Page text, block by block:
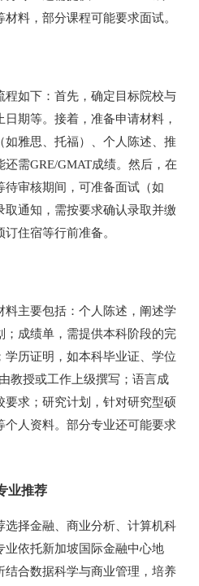
料，部分课程可能要求面试。
程如下：首先，确定目标院校与
期等。接着，准备申请材料，
雅思、托福）、个人陈述、推
需GRE/GMAT成绩。然后，在
审核期间，可准备面试（如
通知，需按要求确认录取并缴
住宿等行前准备。
料主要包括：个人陈述，阐述学
成绩单，需提供本科阶段的完
历证明，如本科毕业证、学位
教授或工作上级撰写；语言成
求；研究计划，针对研究型硕
人资料。部分专业还可能要求
业推荐
选择金融、商业分析、计算机科
依托新加坡国际金融中心地
合数据科学与商业管理，培养